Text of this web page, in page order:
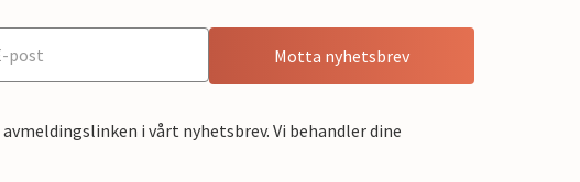
Motta nyhetsbrev
i vårt nyhetsbrev. Vi behandler dine